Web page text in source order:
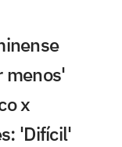
menos'
x
'Difícil'